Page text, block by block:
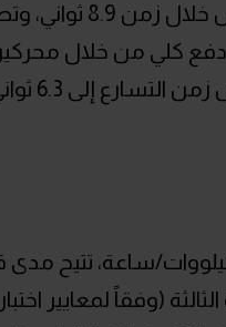
وتستطيع السيارة الانطلاق من الثبات
بنظام دفع كلي من خلال
معاً 325 حصان مع أقصى عزم
للبطارية فهي ليثيوم حديد فوسفات سعتها 88.1 كيلووات/ساعة،
و500 كيلومتر في الفئة الثالثة (وفقاً